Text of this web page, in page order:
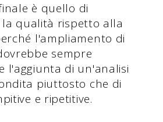
è quello di
la qualità rispetto alla
l'ampliamento di
sempre
l'aggiunta di un'analisi
piuttosto che di
e ripetitive.